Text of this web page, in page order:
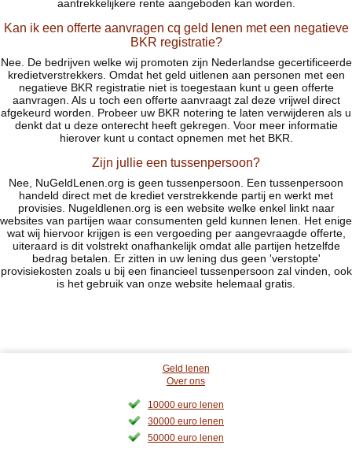
aantrekkelijkere rente aangeboden kan worden.
Kan ik een offerte aanvragen cq geld lenen met een negatieve
BKR registratie?
Nee. De bedrijven welke wij promoten zijn Nederlandse gecertificeerde
kredietverstrekkers. Omdat het geld uitlenen aan personen met een
negatieve BKR registratie niet is toegestaan kunt u geen offerte
aanvragen. Als u toch een offerte aanvraagt zal deze vrijwel direct
afgekeurd worden. Probeer uw BKR notering te laten verwijderen als u
denkt dat u deze onterecht heeft gekregen. Voor meer informatie
hierover kunt u contact opnemen met het BKR.
Zijn jullie een tussenpersoon?
Nee, NuGeldLenen.org is geen tussenpersoon. Een tussenpersoon
handeld direct met de krediet verstrekkende partij en werkt met
provisies. Nugeldlenen.org is een website welke enkel linkt naar
websites van partijen waar consumenten geld kunnen lenen. Het enige
wat wij hiervoor krijgen is een vergoeding per aangevraagde offerte,
uiteraard is dit volstrekt onafhankelijk omdat alle partijen hetzelfde
bedrag betalen. Er zitten in uw lening dus geen 'verstopte'
provisiekosten zoals u bij een financieel tussenpersoon zal vinden, ook
is het gebruik van onze website helemaal gratis.
Geld lenen
Over ons
10000 euro lenen
30000 euro lenen
50000 euro lenen